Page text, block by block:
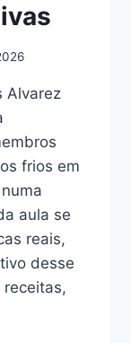
Alvarez
frios em
aula se
reais,
desse